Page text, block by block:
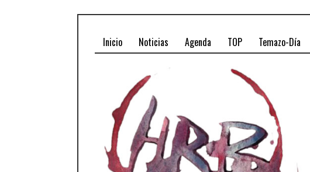
Inicio Noticias Agenda TOP Temazo-Día